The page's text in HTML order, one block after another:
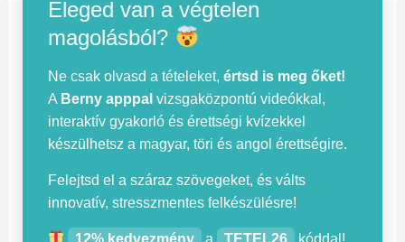
Eleged van a végtelen
magolásból?
Ne csak olvasd a tételeket,értsd is meg őket!
A Berny apppal vizsgaközpontú videókkal,
interaktív gyakorló és érettségi kvízekkel
készülhetsz a magyar, töri és angol érettségire.
Felejtsd el a száraz szövegeket, és válts
innovatív, stresszmentes felkészülésre!
12% kedvezmény a TETEL26 kóddal!